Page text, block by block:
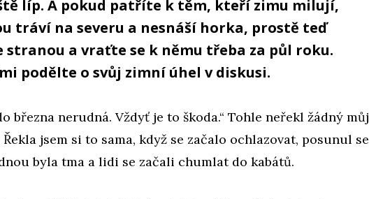
líp. A pokud patříte k těm, kteří zimu milují,
tráví na severu a nesnáší horka, prostě teď
stranou a vraťte se k němu třeba za půl roku.
podělte o svůj zimní úhel v diskusi.
března nerudná. Vždyť je to škoda.“ Tohle neřekl žádný můj
jsem si to sama, když se začalo ochlazovat, posunul se
byla tma a lidi se začali chumlat do kabátů.